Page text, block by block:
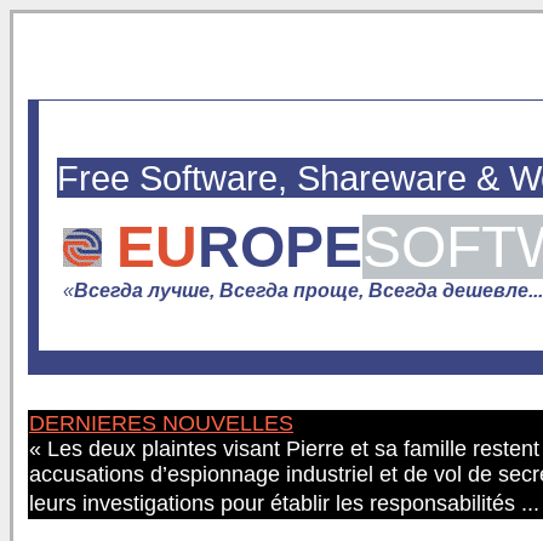
Free Software, Shareware &
EUROPE
«Всегда лучше, Всегда проще, Всегда дешевле...
DERNIERES NOUVELLES
« Les deux plaintes visant Pierre et sa famille
accusations d’espionnage industriel et de vol de
leurs investigations pour établir les responsabilités